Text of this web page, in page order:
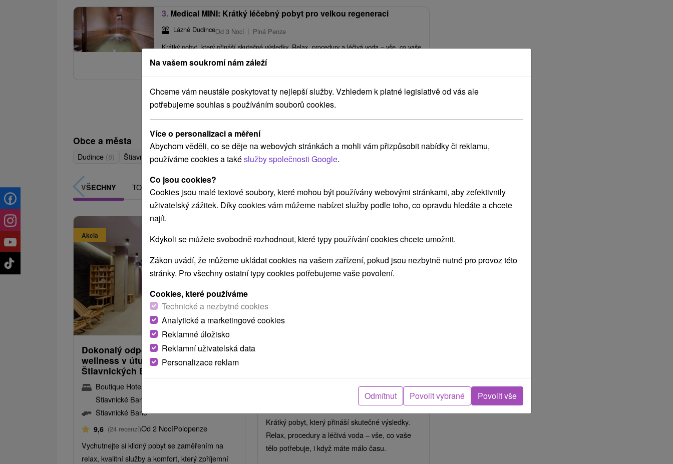
3. Medical MINI: Krátký léčebný pobyt pro velkou regeneraci
Lázně DudinceOd 3 Nocí
Plná Penze
Krátký pobyt, který přináší skutečné výsledky. Relax, procedury a léčivá voda – vše, co vaše
tělo potřebuje, i když máte málo času.
Zobrazit více
Obce a města
Dudince (8) Štiavnické Bane(1)
VŠECHNY TOP - NEJPRODÁVANĚJŠÍ NEJLEVNĚJŠÍ NEJDRAŽŠÍ PODLE HODNOCENÍ
Akcia
od1 903,92Kč
Dokonalý odpočinek s neomezeným
wellness v útulném hotelu ve
Štiavnických Baních
Boutique Hotel Siglisberg
Štiavnické Bane
Štiavnické Bane
9,6 (24 recenzí)Od 2 NocíPolopenze
Vychutnejte si klidný pobyt se zaměřením na
relax, kvalitní služby a komfort, který zpříjemní
Lázně Dudince
Od 3 NocíPlná Penze
Krátký pobyt, který přináší skutečné výsledky.
Relax, procedury a léčivá voda – vše, co vaše
tělo potřebuje, i když máte málo času.
Na vašem soukromí nám záleží
Chceme vám neustále poskytovat ty nejlepší služby. Vzhledem k platné legislativě od vás ale
potřebujeme souhlas s používáním souborů cookies.
Více o personalizaci a měření
Abychom věděli, co se děje na webových stránkách a mohli vám přizpůsobit nabídky či reklamu,
používáme cookies a takéslužby společnosti Google.
Co jsou cookies?
Cookies jsou malé textové soubory, které mohou být používány webovými stránkami, aby zefektivnily
uživatelský zážitek. Díky cookies vám můžeme nabízet služby podle toho, co opravdu hledáte a chcete
najít.
Kdykoli se můžete svobodně rozhodnout, které typy používání cookies chcete umožnit.
Zákon uvádí, že můžeme ukládat cookies na vašem zařízení, pokud jsou nezbytně nutné pro provoz této
stránky. Pro všechny ostatní typy cookies potřebujeme vaše povolení.
Cookies, které používáme
Technické a nezbytné cookies
Analytické a marketingové cookies
Reklamné úložisko
Reklamní uživatelská data
Personalizace reklam
Odmítnut Povolit vybrané Povolit vše